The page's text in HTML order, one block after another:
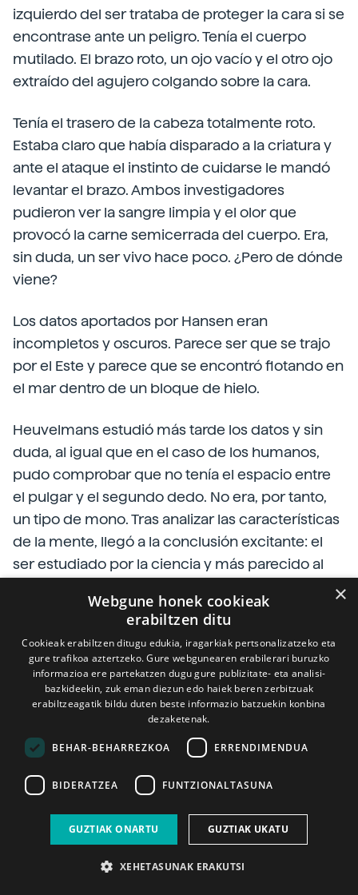
izquierdo del ser trataba de proteger la cara si se
encontrase ante un peligro. Tenía el cuerpo
mutilado. El brazo roto, un ojo vacío y el otro ojo
extraído del agujero colgando sobre la cara.
Tenía el trasero de la cabeza totalmente roto.
Estaba claro que había disparado a la criatura y
ante el ataque el instinto de cuidarse le mandó
levantar el brazo. Ambos investigadores
pudieron ver la sangre limpia y el olor que
provocó la carne semicerrada del cuerpo. Era,
sin duda, un ser vivo hace poco. ¿Pero de dónde
viene?
Los datos aportados por Hansen eran
incompletos y oscuros. Parece ser que se trajo
por el Este y parece que se encontró flotando en
el mar dentro de un bloque de hielo.
Heuvelmans estudió más tarde los datos y sin
duda, al igual que en el caso de los humanos,
pudo comprobar que no tenía el espacio entre
el pulgar y el segundo dedo. No era, por tanto,
un tipo de mono. Tras analizar las características
de la mente, llegó a la conclusión excitante: el
ser estudiado por la ciencia y más parecido al
podría ser una especie similar que vivió antes de
Homo pongoides.
El ser llamado Homo pongoides, cuando vivió,
×
Webgune honek cookieak
erabiltzen ditu
Cookieak erabiltzen ditugu edukia, iragarkiak pertsonalizatzeko eta
gure trafikoa aztertzeko. Gure webgunearen erabilerari buruzko
informazioa ere partekatzen dugu gure publizitate- eta analisi-
bazkideekin, zuk eman diezun edo haiek beren zerbitzuak
erabiltzeagatik bildu duten beste informazio batzuekin konbina
dezaketenak.
BEHAR-BEHARREZKOA ERRENDIMENDUA
BIDERATZEA FUNTZIONALTASUNA
GUZTIAK ONARTU GUZTIAK UKATU
XEHETASUNAK ERAKUTSI